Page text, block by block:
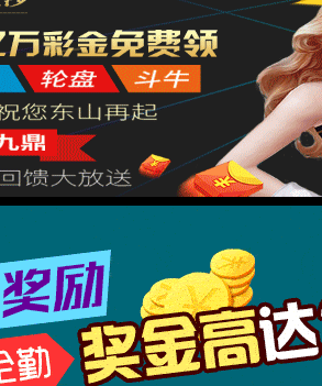
访问的页面已迷失...
返回首页